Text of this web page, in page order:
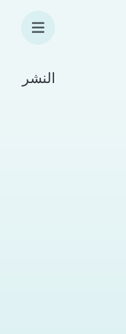
النشر